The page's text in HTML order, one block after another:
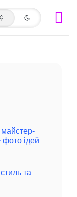
майстер-
фото ідей
стиль та